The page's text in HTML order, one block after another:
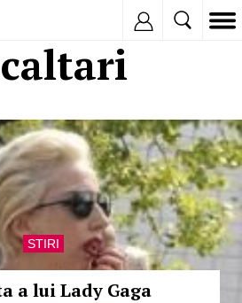
STIRI
a lui Lady Gaga